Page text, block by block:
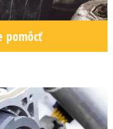
pomôcť